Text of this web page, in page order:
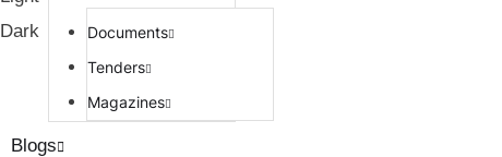
Dark
Documents
Tenders
Magazines
Blogs